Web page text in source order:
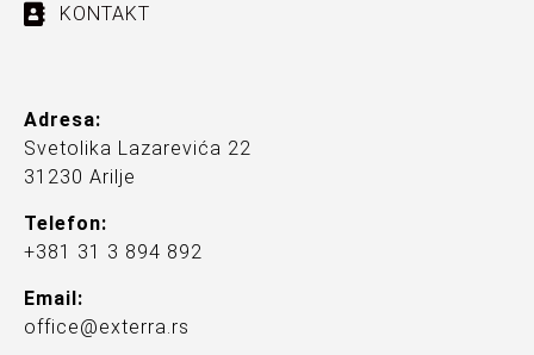
KONTAKT
Adresa:
Svetolika Lazarevića 22
31230 Arilje
Telefon:
+381 31 3 894 892
Email:
office@exterra.rs